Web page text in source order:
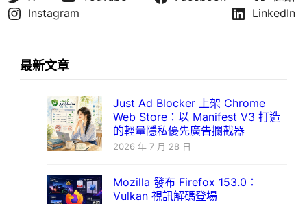
Instagram
LinkedIn
最新文章
Just Ad Blocker 上架 Chrome
Web Store：以 Manifest V3 打造
的輕量隱私優先廣告攔截器
2026 年 7 月 28 日
Mozilla 發布 Firefox 153.0：
Vulkan 視訊解碼登場